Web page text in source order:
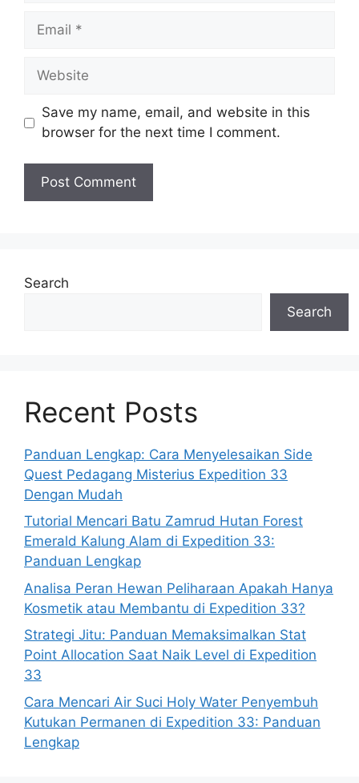
Email
Website
Save my name, email, and website in this
browser for the next time I comment.
Search
Search
Recent Posts
Panduan Lengkap: Cara Menyelesaikan Side
Quest Pedagang Misterius Expedition 33
Dengan Mudah
Tutorial Mencari Batu Zamrud Hutan Forest
Emerald Kalung Alam di Expedition 33:
Panduan Lengkap
Analisa Peran Hewan Peliharaan Apakah Hanya
Kosmetik atau Membantu di Expedition 33?
Strategi Jitu: Panduan Memaksimalkan Stat
Point Allocation Saat Naik Level di Expedition
33
Cara Mencari Air Suci Holy Water Penyembuh
Kutukan Permanen di Expedition 33: Panduan
Lengkap